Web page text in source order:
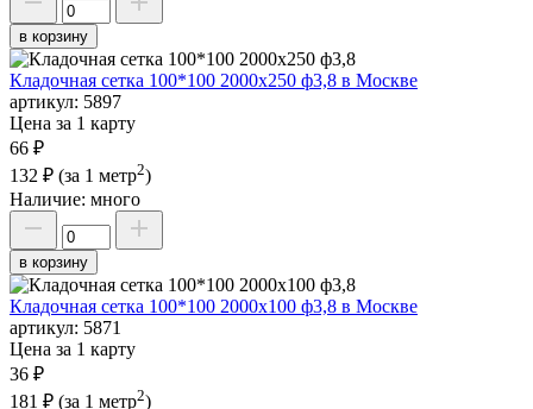
в корзину
Кладочная сетка 100*100 2000х250 ф3,8 в Москве
артикул: 5897
Цена за 1 карту
66 ₽
132 ₽ (за 1 метр2)
Наличие: много
в корзину
Кладочная сетка 100*100 2000х100 ф3,8 в Москве
артикул: 5871
Цена за 1 карту
36 ₽
181 ₽ (за 1 метр2)